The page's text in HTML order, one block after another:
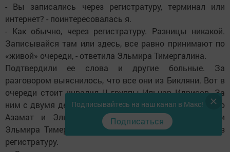
- Вы записались через регистратуру, терминал или
интернет? - поинтересовалась я.
- Как обычно, через регистратуру. Разницы никакой.
Записывайся там или здесь, все равно принимают по
«живой» очереди, - ответила Эльмира Тимергалина.
Подтвердили ее слова и другие больные. За
разговором выяснилось, что все они из Бикляни. Вот в
очереди стоит инвалид II группы Ильнар Идрисов. За
ним с двумя детьми проходят медицинскую комиссию
Азамат и Эльвира Шарафиевы. Они тоже, как и
Эльмира Тимергалина, записывались на прием через
регистратуру.
Подписывайтесь на наш канал в Макс!
Подписаться